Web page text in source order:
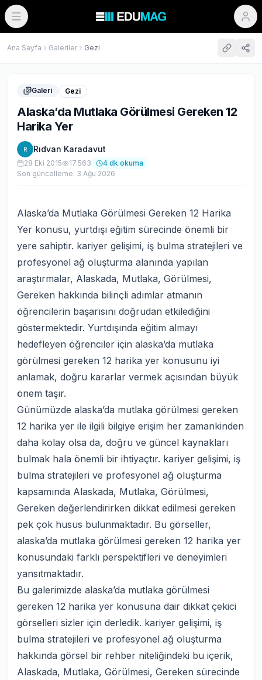
Ana Sayfa Galeriler Gezi
Galeri Gezi
Alaska’da Mutlaka Görülmesi Gereken 12
Harika Yer
R Rıdvan Karadavut
28 Eki 2015 17.563 4 dk okuma
Son güncelleme: 3 Ağu 2026
Alaska’da Mutlaka Görülmesi Gereken 12 Harika
Yer konusu, yurtdışı eğitim sürecinde önemli bir
yere sahiptir. kariyer gelişimi, iş bulma stratejileri ve
profesyonel ağ oluşturma alanında yapılan
araştırmalar, Alaskada, Mutlaka, Görülmesi,
Gereken hakkında bilinçli adımlar atmanın
öğrencilerin başarısını doğrudan etkilediğini
göstermektedir. Yurtdışında eğitim almayı
hedefleyen öğrenciler için alaska’da mutlaka
görülmesi gereken 12 harika yer konusunu iyi
anlamak, doğru kararlar vermek açısından büyük
önem taşır.
Günümüzde alaska’da mutlaka görülmesi gereken
12 harika yer ile ilgili bilgiye erişim her zamankinden
daha kolay olsa da, doğru ve güncel kaynakları
bulmak hala önemli bir ihtiyaçtır. kariyer gelişimi, iş
bulma stratejileri ve profesyonel ağ oluşturma
kapsamında Alaskada, Mutlaka, Görülmesi,
Gereken değerlendirirken dikkat edilmesi gereken
pek çok husus bulunmaktadır. Bu görseller,
alaska’da mutlaka görülmesi gereken 12 harika yer
konusundaki farklı perspektifleri ve deneyimleri
yansıtmaktadır.
Bu galerimizde alaska’da mutlaka görülmesi
gereken 12 harika yer konusuna dair dikkat çekici
görselleri sizler için derledik. kariyer gelişimi, iş
bulma stratejileri ve profesyonel ağ oluşturma
hakkında görsel bir rehber niteliğindeki bu içerik,
Alaskada, Mutlaka, Görülmesi, Gereken sürecinde